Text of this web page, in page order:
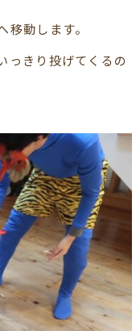
動します。
っきり投げてくるの